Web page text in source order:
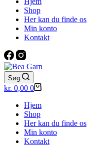
Shop
Her kan du finde os
Min konto
Kontakt
Søg
Indkøbskurv
kr. 0,00 0
Hjem
Shop
Her kan du finde os
Min konto
Kontakt